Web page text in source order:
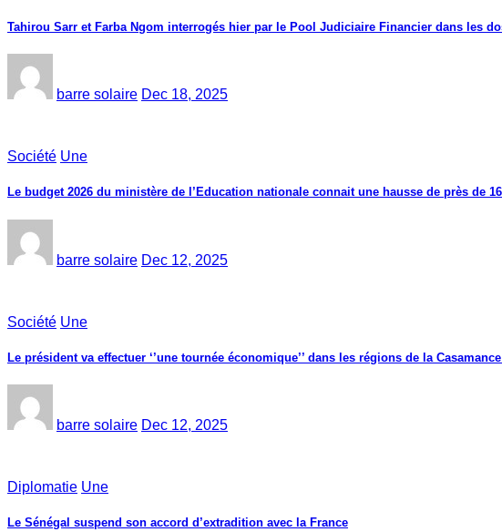
Tahirou Sarr et Farba Ngom interrogés hier par le Pool Judiciaire Financier dans les
barre solaire Dec 18, 2025
Société Une
Le budget 2026 du ministère de l’Education nationale connait une hausse de près de
barre solaire Dec 12, 2025
Société Une
Le président va effectuer ‘’une tournée économique’’ dans les régions de la
barre solaire Dec 12, 2025
Diplomatie Une
Le Sénégal suspend son accord d’extradition avec la France